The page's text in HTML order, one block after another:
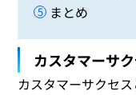
まとめ
カスタマーサ
カスタマーサクセ